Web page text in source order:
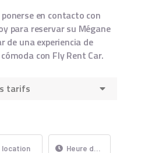
en contacto con
para reservar su Mégane
de una experiencia de
con Fly Rent Car.
tarifs